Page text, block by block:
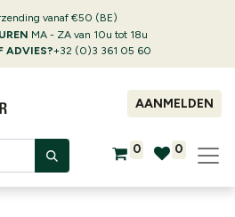
vanaf €50 (BE)
MA - ZA van 10u tot 18u
ADVIES?+32 (0)3 361 05 60
AANMELDEN
0 0